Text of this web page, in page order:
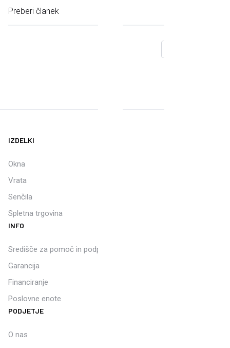
Preberi članek
IZDELKI
Okna
Vrata
Senčila
Spletna trgovina
INFO
Središče za pomoč in podporo
Garancija
Financiranje
Poslovne enote
PODJETJE
O nas